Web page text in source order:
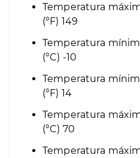
Temperatura
(°F) 149
Temperatura
(°C) -10
Temperatura
(°F) 14
Temperatura
(°C) 70
Temperatura